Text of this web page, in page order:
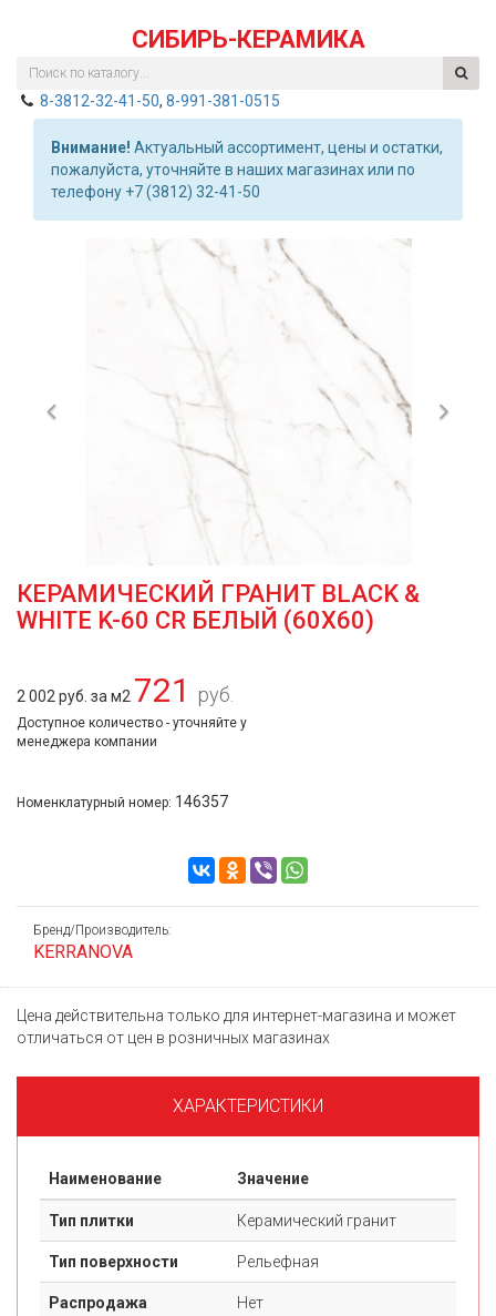
СИБИРЬ-КЕРАМИКА
8-3812-32-41-50, 8-991-381-0515
Внимание! Актуальный ассортимент, цены и остатки,
пожалуйста, уточняйте в наших магазинах или по
телефону +7 (3812) 32-41-50
Previous
КЕРАМИЧЕСКИЙ ГРАНИТ BLACK &
WHITE K-60 CR БЕЛЫЙ (60Х60)
2 002 руб. за м2 721 руб.
Доступное количество - уточняйте у
менеджера компании
Номенклатурный номер: 146357
Бренд/Производитель:
KERRANOVA
Цена действительна только для интернет-магазина и может
отличаться от цен в розничных магазинах
ХАРАКТЕРИСТИКИ
Наименование Значение
Тип плитки Керамический гранит
Тип поверхности Рельефная
Распродажа Нет